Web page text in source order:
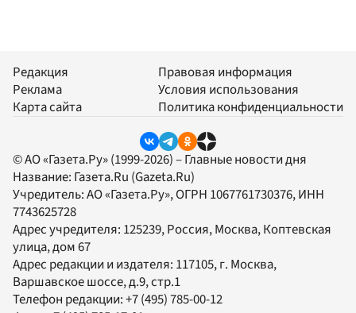
Редакция
Реклама
Карта сайта
Правовая информация
Условия использования
Политика конфиденциальности
© АО «Газета.Ру» (1999-2026) – Главные новости дня
Название: Газета.Ru (Gazeta.Ru)
Учредитель:АО «Газета.Ру», ОГРН 1067761730376, ИНН
7743625728
Адрес учредителя: 125239, Россия, Москва, Коптевская
улица, дом 67
Адрес редакции и издателя: 117105, г. Москва,
Варшавское шоссе, д.9, стр.1
Телефон редакции:+7 (495) 785-00-12